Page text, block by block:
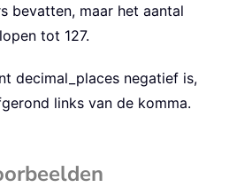
bevatten, maar het aantal
tot 127.
decimal_places negatief is,
links van de komma.